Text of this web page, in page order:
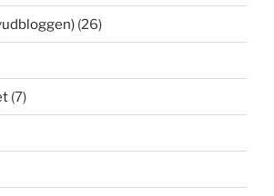
(26)
(7)